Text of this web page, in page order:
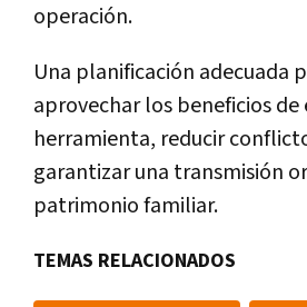
operación.
Una planificación adecuada
aprovechar los beneficios de
herramienta, reducir
garantizar una transmisión
patrimonio familiar.
TEMAS RELACIONADOS